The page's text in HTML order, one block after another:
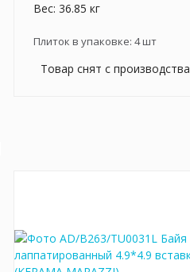
Вес: 36.85 кг
Плиток в упаковке: 4шт
Товар снят с производства